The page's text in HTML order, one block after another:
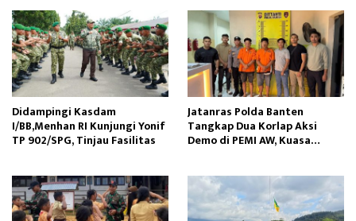
Didampingi Kasdam
I/BB,Menhan RI Kunjungi Yonif
TP 902/SPG, Tinjau Fasilitas
Jatanras Polda Banten
Tangkap Dua Korlap Aksi
Demo di PEMI AW, Kuasa